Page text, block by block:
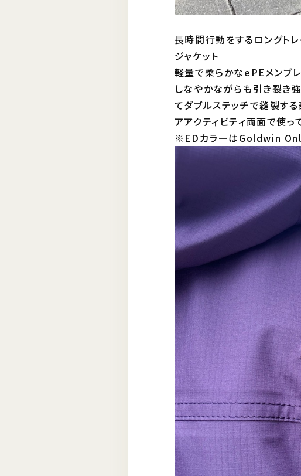
長時間行動をするロングト
ジャケット
軽量で柔らかなePEメンブレ
しなやかながらも引き裂き
てダブルステッチで縫製す
アアクティビティ両面で使
※EDカラーはGoldwin